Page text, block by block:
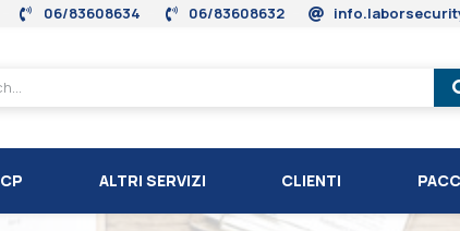
06/83608634 06/83608632
ALTRI SERVIZI CLIENTI